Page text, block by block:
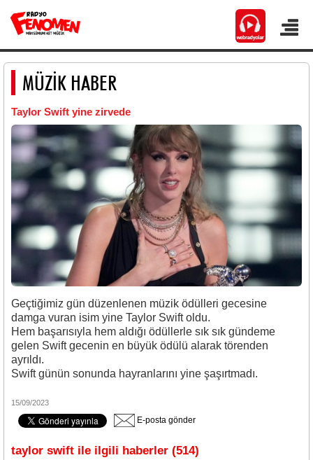
MÜZİK HABER
Taylor Swift yine zirvede
Geçtiğimiz gün düzenlenen müzik ödülleri gecesine
damga vuran isim yine Taylor Swift oldu.
Hem başarısıyla hem aldığı ödüllerle sık sık gündeme
gelen Swift gecenin en büyük ödülü alarak törenden
ayrıldı.
Swift günün sonunda hayranlarını yine şaşırtmadı.
15/09/2023
E-posta gönder
taylor swift ile ilgili haberler (514)